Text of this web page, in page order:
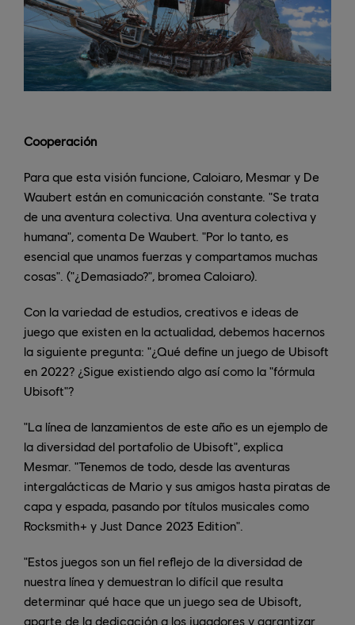
Cooperación
Para que esta visión funcione, Caloiaro, Mesmar y De
Waubert están en comunicación constante. "Se trata
de una aventura colectiva. Una aventura colectiva y
humana", comenta De Waubert. "Por lo tanto, es
esencial que unamos fuerzas y compartamos muchas
cosas". ("¿Demasiado?", bromea Caloiaro).
Con la variedad de estudios, creativos e ideas de
juego que existen en la actualidad, debemos hacernos
la siguiente pregunta: "¿Qué define un juego de Ubisoft
en 2022? ¿Sigue existiendo algo así como la "fórmula
Ubisoft"?
"La línea de lanzamientos de este año es un ejemplo de
la diversidad del portafolio de Ubisoft", explica
Mesmar. "Tenemos de todo, desde las aventuras
intergalácticas de Mario y sus amigos hasta piratas de
capa y espada, pasando por títulos musicales como
Rocksmith+ y Just Dance 2023 Edition".
"Estos juegos son un fiel reflejo de la diversidad de
nuestra línea y demuestran lo difícil que resulta
determinar qué hace que un juego sea de Ubisoft,
aparte de la dedicación a los jugadores y garantizar